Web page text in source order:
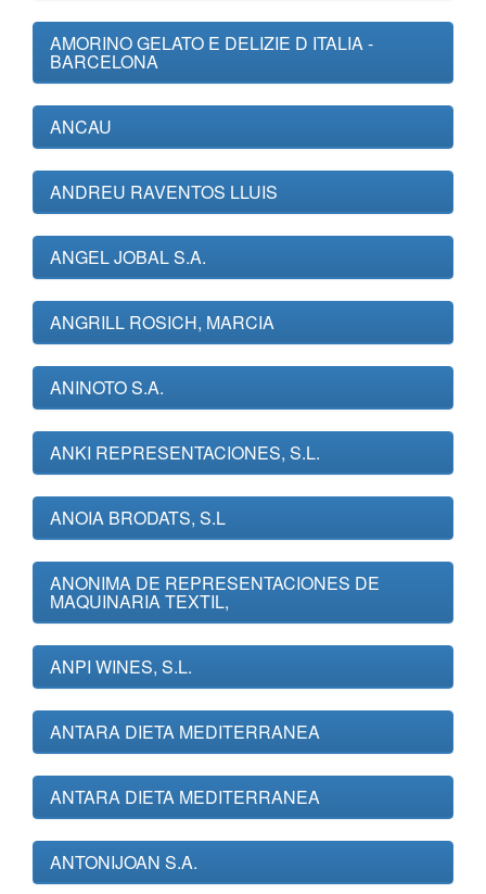
AMORINO GELATO E DELIZIE D ITALIA -
BARCELONA
ANCAU
ANDREU RAVENTOS LLUIS
ANGEL JOBAL S.A.
ANGRILL ROSICH, MARCIA
ANINOTO S.A.
ANKI REPRESENTACIONES, S.L.
ANOIA BRODATS, S.L
ANONIMA DE REPRESENTACIONES DE
MAQUINARIA TEXTIL,
ANPI WINES, S.L.
ANTARA DIETA MEDITERRANEA
ANTARA DIETA MEDITERRANEA
ANTONIJOAN S.A.